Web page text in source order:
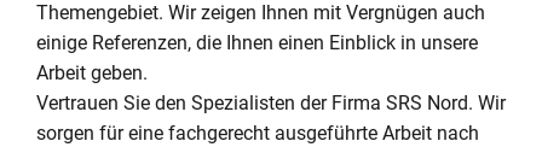
Themengebiet. Wir zeigen Ihnen mit Vergnügen auch
einige Referenzen, die Ihnen einen Einblick in unsere
Arbeit geben.
Vertrauen Sie den Spezialisten der Firma SRS Nord. Wir
sorgen für eine fachgerecht ausgeführte Arbeit nach